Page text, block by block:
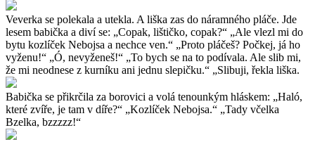
Veverka se polekala a utekla. A liška zas do náramného pláče. Jde
lesem babička a diví se: „Copak, lištičko, copak?“ „Ale vlezl mi do
bytu kozlíček Nebojsa a nechce ven.“ „Proto pláčeš? Počkej, já ho
vyženu!“ „Ó, nevyženeš!“ „To bych se na to podívala. Ale slib mi,
že mi neodnese z kurníku ani jednu slepičku.“ „Slibuji, řekla liška.
Babička se přikrčila za borovici a volá tenounkým hláskem: „Haló,
které zvíře, je tam v díře?“ „Kozlíček Nebojsa.“ „Tady včelka
Bzelka, bzzzzz!“